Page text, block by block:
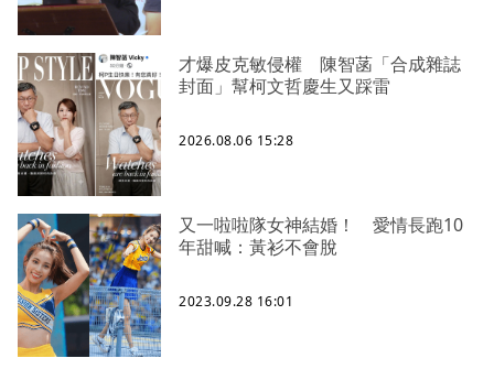
才爆皮克敏侵權 陳智菡「合成雜誌
封面」幫柯文哲慶生又踩雷
2026.08.06 15:28
又一啦啦隊女神結婚！ 愛情長跑10
年甜喊：黃衫不會脫
2023.09.28 16:01